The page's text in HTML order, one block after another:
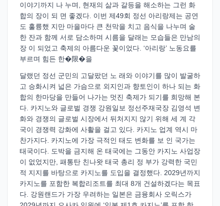
이야기까지 나 누며, 현재의 삶과 갈등을 해소하는 그런 화
합의 장이 되 면 좋겠다. 이번 제49회 정선 아리랑제는 공연
도 훌륭했 지만 마을마다 큰 천막을 치고 음식을 나누며 술
한 잔과 함께 서로 담소하며 시름을 달래는 모습들은 만남의
장 이 되었고 축제의 아름다운 꽃이었다. ‘아리랑’ 노동요를
부르며 힘든 한�限�을
달랬던 정선 군민의 고달팠던 노 래와 이야기를 많이 발굴하
고 승화시켜 넓은 가슴으로 외지인과 향토인이 하나 되는 화
합의 한마당을 만들어 나가는 멋진 축제가 되기를 희망해 본
다. 카지노와 글로벌 경쟁 강원일보 정선주재국장 김영석 변
화와 경쟁의 글로벌 시장에서 뒤처지지 않기 위해 세 계 각
국이 경쟁력 강화에 사활을 걸고 있다. 카지노 업계 역시 마
찬가지다. 카지노에 가장 극적인 태도 변화를 보 인 국가는
태국이다. 도박을 금지해 온 태국에는 그동안 카지노 사업장
이 없었지만, 패통탄 친나왓 태국 총리 정 부가 강력한 국민
적 지지를 바탕으로 카지노를 도입을 결정했다. 2029년까지
카지노를 포함한 복합리조트를 최대 8개 건설하겠다는 목표
다. 강원랜드가 가장 우려하는 일본은 금융회사 오릭스가